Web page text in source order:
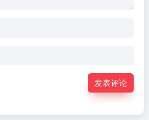
发表评论